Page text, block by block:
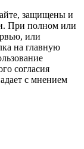
защищены и
При полном или
или
на главную
согласия
с мнением